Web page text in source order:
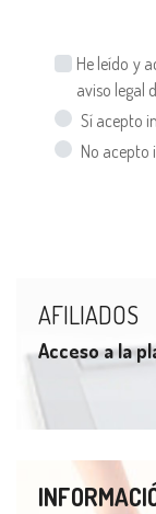
He leído y
aviso legal
Sí acepto
No acepto
AFILIADOS
Acceso a la